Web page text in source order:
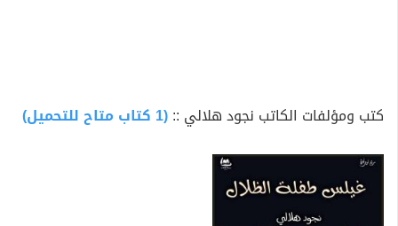
كتب ومؤلفات الكاتب نجود هلالي ::(1 كتاب متاح للتحميل)